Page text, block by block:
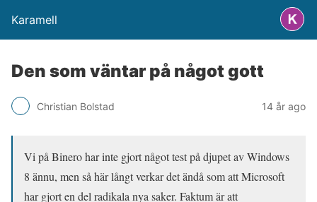
Karamell
Den som väntar på något gott
Christian Bolstad 14 år ago
Vi på Binero har inte gjort något test på djupet av Windows
8 ännu, men så här långt verkar det ändå som att Microsoft
har gjort en del radikala nya saker. Faktum är att